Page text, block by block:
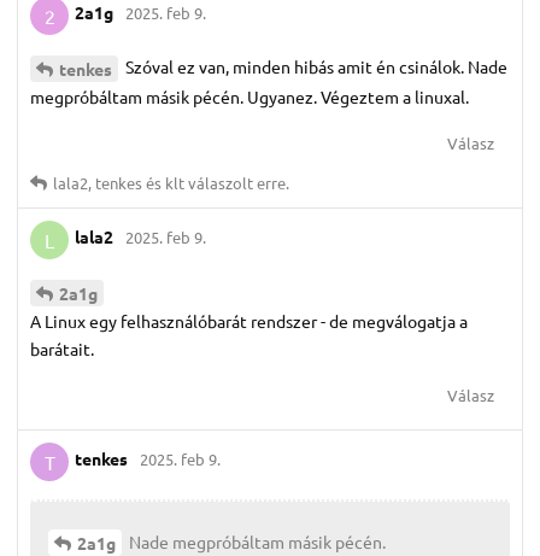
2 2a1g 2025. feb 9.
tenkes
Szóval ez van, minden hibás amit én csinálok. Nade
megpróbáltam másik pécén. Ugyanez. Végeztem a linuxal.
Válasz
lala2, tenkesés kltválaszolt erre.
L lala2 2025. feb 9.
2a1g
A Linux egy felhasználóbarát rendszer - de megválogatja a
barátait.
Válasz
T tenkes 2025. feb 9.
2a1g Nade megpróbáltam másik pécén.